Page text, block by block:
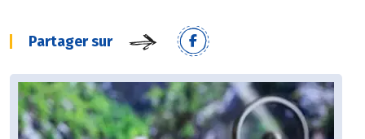
Partager sur